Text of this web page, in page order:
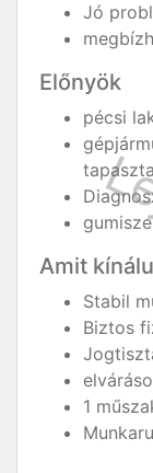
Jó
Előnyök
pécsi
Amit
Stabil
Biztos
1